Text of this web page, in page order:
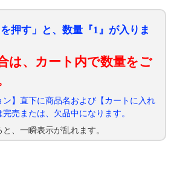
押す」と、数量『1』が入りま
は、カート内で数量をご
ン】直下に商品名および【カートに入れ
売または、欠品中になります。
、一瞬表示が乱れます。